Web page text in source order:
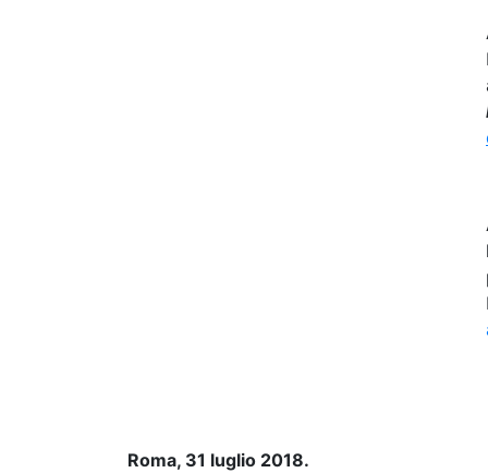
Roma, 31 luglio 2018.